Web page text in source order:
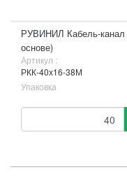
РУВИНИЛ Кабель-канал
основе)
Артикул :
РКК-40х16-38М
Упаковка